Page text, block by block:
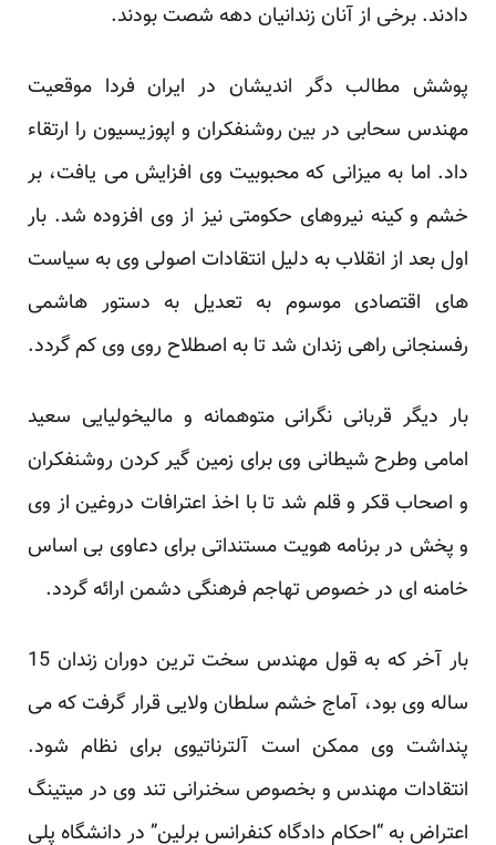
دادند. برخی از آنان زندانیان دهه شصت بودند.
پوشش مطالب دگر اندیشان در ایران فردا موقعیت
مهندس سحابی در بین روشنفکران و اپوزیسیون را ارتقاء
داد. اما به میزانی که محبوبیت وی افزایش می یافت، بر
خشم و کینه نیروهای حکومتی نیز از وی افزوده شد. بار
اول بعد از انقلاب به دلیل انتقادات اصولی وی به سیاست
های اقتصادی موسوم به تعدیل به دستور هاشمی
رفسنجانی راهی زندان شد تا به اصطلاح روی وی کم گردد.
بار دیگر قربانی نگرانی متوهمانه و مالیخولیایی سعید
امامی وطرح شیطانی وی برای زمین گیر کردن روشنفکران
و اصحاب قکر و قلم شد تا با اخذ اعترافات دروغین از وی
و پخش در برنامه هویت مستنداتی برای دعاوی بی اساس
خامنه ای در خصوص تهاجم فرهنگی دشمن ارائه گردد.
بار آخر که به قول مهندس سخت ترین دوران زندان 15
ساله وی بود، آماج خشم سلطان ولایی قرار گرفت که می
پنداشت وی ممکن است آلترناتیوی برای نظام شود.
انتقادات مهندس و بخصوص سخنرانی تند وی در میتینگ
اعتراض به “احکام دادگاه کنفرانس برلین” در دانشگاه پلی